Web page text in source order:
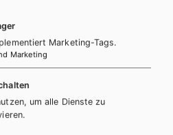
für Sie da!
Marketing-Tags.
Marketing
um alle Dienste zu